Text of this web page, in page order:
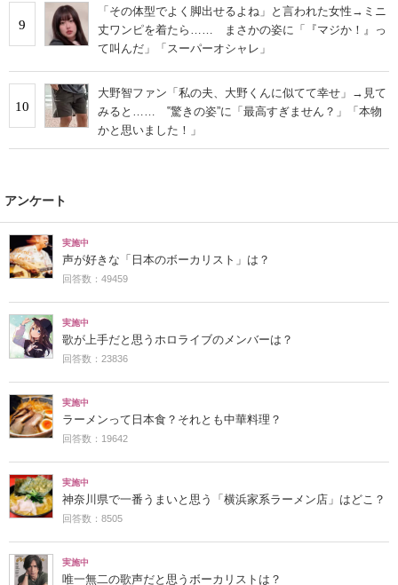
9
「その体型でよく脚出せるよね」と言われた女性→ミニ
丈ワンピを着たら…… まさかの姿に「『マジか！』っ
て叫んだ」「スーパーオシャレ」
10
大野智ファン「私の夫、大野くんに似てて幸せ」→見て
みると…… ‟驚きの姿”に「最高すぎません？」「本物
かと思いました！」
アンケート
実施中
声が好きな「日本のボーカリスト」は？
回答数：49459
実施中
歌が上手だと思うホロライブのメンバーは？
回答数：23836
実施中
ラーメンって日本食？それとも中華料理？
回答数：19642
実施中
神奈川県で一番うまいと思う「横浜家系ラーメン店」はどこ？
回答数：8505
実施中
唯一無二の歌声だと思うボーカリストは？